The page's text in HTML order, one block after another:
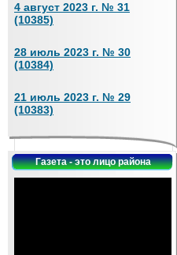
4 август 2023 г. № 31
(10385)
28 июль 2023 г. № 30
(10384)
21 июль 2023 г. № 29
(10383)
Газета - это лицо района